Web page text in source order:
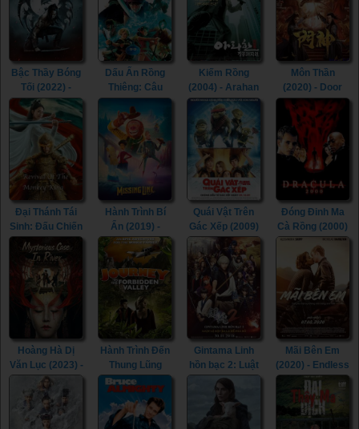
(2021)
(2019)
Bậc Thầy Bóng
Tối (2022) -
Shadow Master
(2022)
Dấu Ấn Rồng
Thiêng: Câu
Bạn (2019) -
Dragon Quest
Your Story
(2019)
Kiếm Rồng
(2004) - Arahan
(2004)
Môn Thần
(2020) - Door
Gods (2020)
Đại Thánh Tái
Sinh: Đấu Chiến
Nghịch Thiên
(2020) - Revival
Of The Monkey
King (2020)
Hành Trình Bí
Ẩn (2019) -
Missing Link
(2019)
Quái Vật Trên
Gác Xếp (2009)
- Aliens in the
Attic (2009)
Đóng Đinh Ma
Cà Rồng (2000)
- Dracula 2000
(2000)
Hoàng Hà Dị
Văn Lục (2023) -
Mysterious
Case In River
(2023)
Hành Trình Đến
Thung Lũng
Cấm (2018) -
Journey to the
Forbidden
Valley (2018)
Gintama Linh
hồn bạc 2: Luật
lệ đặt ra là để
phá bỏ (2018) -
Gintama 2:
Rules are Made
Mãi Bên Em
(2020) - Endless
(2020)